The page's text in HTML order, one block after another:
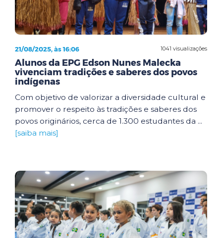
1041 visualizações
21/08/2025, às 16:06
Alunos da EPG Edson Nunes Malecka
vivenciam tradições e saberes dos povos
indígenas
Com objetivo de valorizar a diversidade cultural e
promover o respeito às tradições e saberes dos
povos originários, cerca de 1.300 estudantes da ...
[saiba mais]